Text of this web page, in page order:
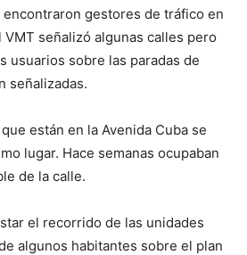
encontraron gestores de tráfico en
VMT señalizó algunas calles pero
usuarios sobre las paradas de
señalizadas.
están en la Avenida Cuba se
lugar. Hace semanas ocupaban
de la calle.
el recorrido de las unidades
algunos habitantes sobre el plan